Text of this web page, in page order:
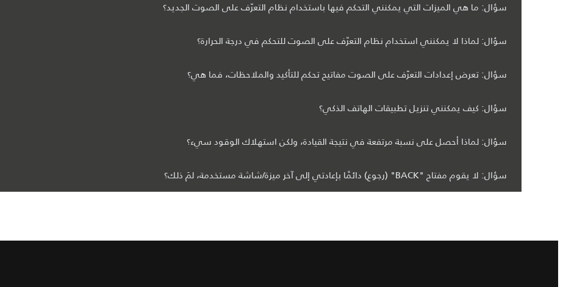
سؤال: ما هي الميزات التي يمكنني التحكم فيها باستخدام نظام التعرّف على الصوت الجديد؟
سؤال: لماذا لا يمكنني استخدام نظام التعرّف على الصوت للتحكم في درجة الحرارة؟
سؤال: تعرض إعدادات التعرّف على الصوت مفاتيح تحكم للتأكيد والملاحظات، فما هي؟
سؤال: كيف يمكنني تنزيل تطبيقات الهاتف الذكي؟
سؤال: لماذا أحصل على نسبة مرتفعة في نتيجة القيادة، ولكن استهلاك الوقود سيء؟
سؤال: لا يقوم مفتاح "BACK" (رجوع) دائمًا بإعادتي إلى آخر ميزة/شاشة مستخدمة، لمَ ذلك؟